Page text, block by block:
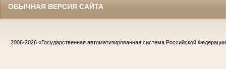
ОБЫЧНАЯ ВЕРСИЯ САЙТА
2006-2026 «Государственная автоматизированная система Российской